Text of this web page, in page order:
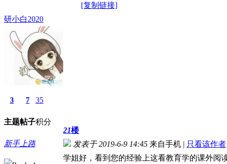
[复制链接]
研小白2020
3
主题
7
帖子
35
积分
新手上路
21楼
发表于 2019-6-9 14:45 来自手机 | 只看该作者
学姐好，看到您的经验上这看教育学的课外阅